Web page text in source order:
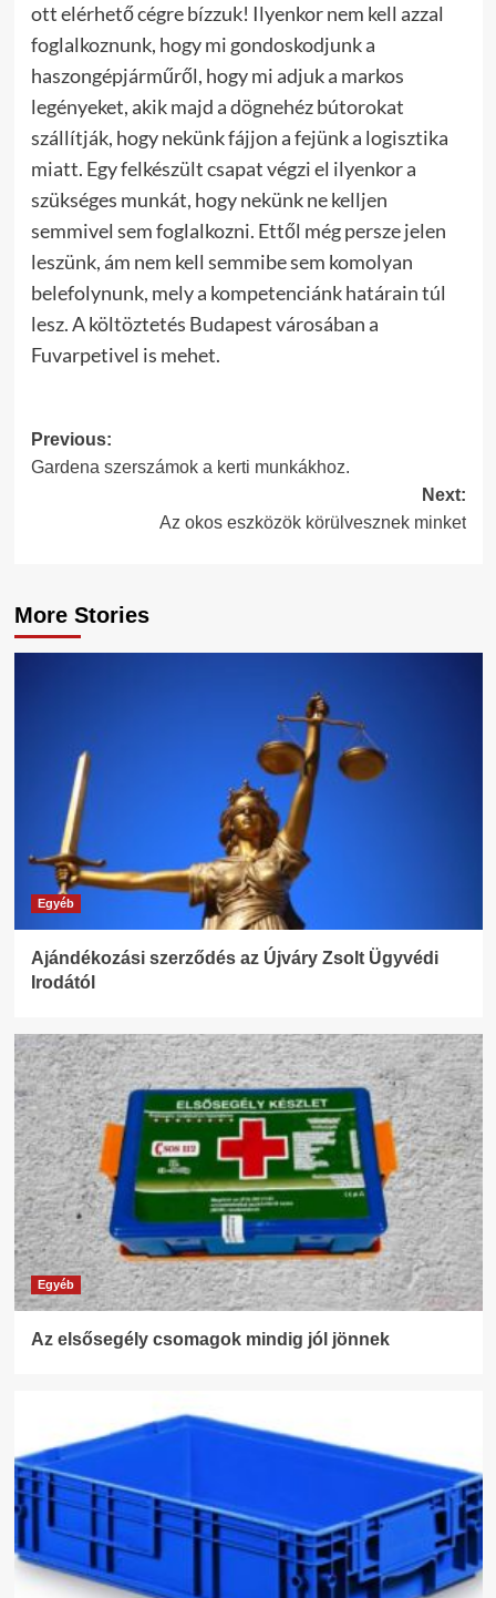
ott elérhető cégre bízzuk! Ilyenkor nem kell azzal
foglalkoznunk, hogy mi gondoskodjunk a
haszongépjárműről, hogy mi adjuk a markos
legényeket, akik majd a dögnehéz bútorokat
szállítják, hogy nekünk fájjon a fejünk a logisztika
miatt. Egy felkészült csapat végzi el ilyenkor a
szükséges munkát, hogy nekünk ne kelljen
semmivel sem foglalkozni. Ettől még persze jelen
leszünk, ám nem kell semmibe sem komolyan
belefolynunk, mely a kompetenciánk határain túl
lesz. A költöztetés Budapest városában a
Fuvarpetivel is mehet.
Post
navigation
Previous:
Gardena szerszámok a kerti munkákhoz.
Next:
Az okos eszközök körülvesznek minket
More Stories
Egyéb
Ajándékozási szerződés az Újváry Zsolt Ügyvédi
Irodától
Egyéb
Az elsősegély csomagok mindig jól jönnek